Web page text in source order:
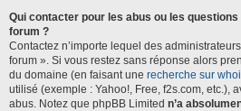
Qui contacter pour les abus ou les
forum ?
Contactez n’importe lequel des
forum ». Si vous restez sans réponse alors
du domaine (en faisant une recherche sur
utilisé (exemple : Yahoo!, Free, f2s.com, etc.),
abus. Notez que phpBB Limited n’a